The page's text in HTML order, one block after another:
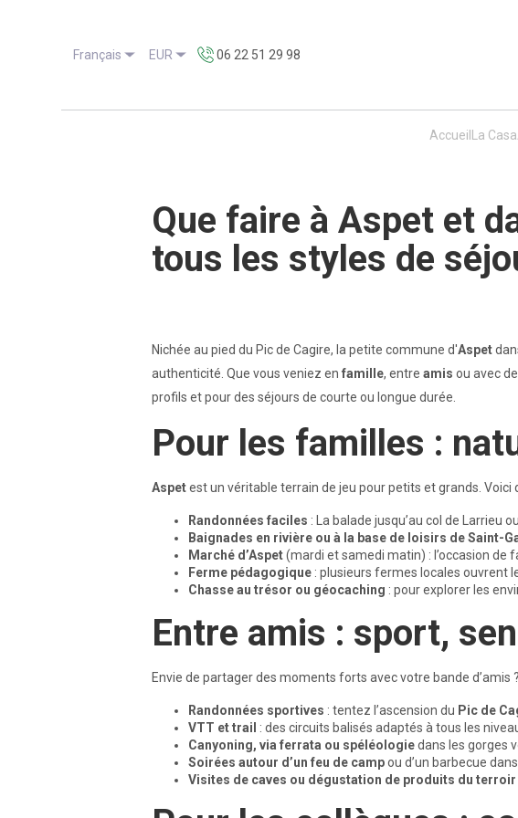
Français EUR 06 22 51 29 98
Accueil La Casa
Que faire à Aspet et
tous les styles de
Nichée au pied du Pic de Cagire, la petite commune d'Aspet
authenticité. Que vous veniez en famille, entre amis ou avec
profils et pour des séjours de courte ou longue durée.
Pour les familles :
Aspetest un véritable terrain de jeu pour petits et grands.
Randonnées faciles : La balade jusqu’au col de Larrieu
Baignades en rivière ou à la base de loisirs de Saint-
Marché d’Aspet(mardi et samedi matin) : l’occasion de
Ferme pédagogique : plusieurs fermes locales ouvrent
Chasse au trésor ou géocaching : pour explorer les
Entre amis : sport,
Envie de partager des moments forts avec votre bande
Randonnées sportives : tentez l’ascension du Pic de
VTT et trail : des circuits balisés adaptés à tous les
Canyoning, via ferrata ou spéléologiedans les gorges
Soirées autour d’un feu de campou d’un barbecue
Visites de caves ou dégustation de produits du terroir